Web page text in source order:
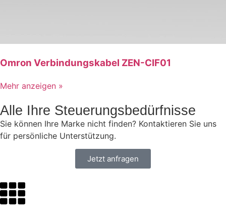
Omron Verbindungskabel ZEN-CIF01
Mehr anzeigen »
Alle Ihre Steuerungsbedürfnisse
Sie können Ihre Marke nicht finden? Kontaktieren Sie uns
für persönliche Unterstützung.
Jetzt anfragen